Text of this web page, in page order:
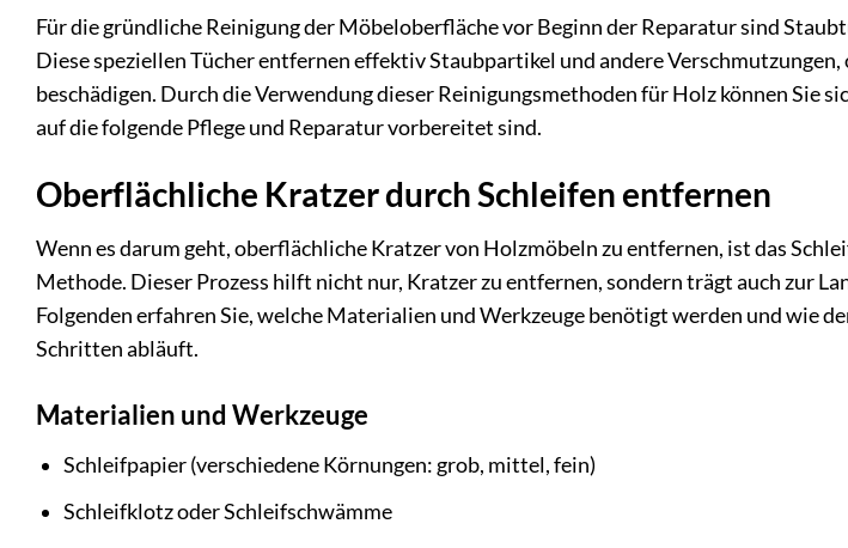
Für die gründliche Reinigung der Möbeloberfläche vor Beginn der Reparatur sind
Diese speziellen Tücher entfernen effektiv Staubpartikel und andere Verschmutzungen,
beschädigen. Durch die Verwendung dieser Reinigungsmethoden für Holz können Sie
auf die folgende Pflege und Reparatur vorbereitet sind.
Oberflächliche Kratzer durch Schleifen entfernen
Wenn es darum geht, oberflächliche Kratzer von Holzmöbeln zu entfernen, ist das
Methode. Dieser Prozess hilft nicht nur, Kratzer zu entfernen, sondern trägt auch zur
Folgenden erfahren Sie, welche Materialien und Werkzeuge benötigt werden und wie
Schritten abläuft.
Materialien und Werkzeuge
Schleifpapier (verschiedene Körnungen: grob, mittel, fein)
Schleifklotz oder Schleifschwämme